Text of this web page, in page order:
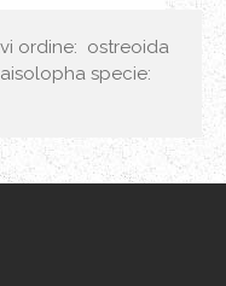
ordine: ostreoida
specie: